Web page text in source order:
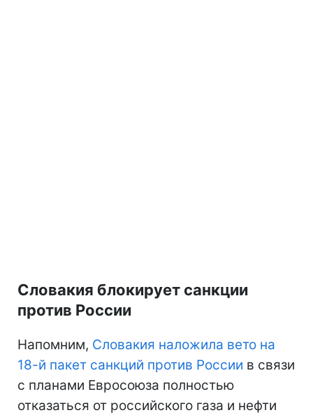
Словакия блокирует санкции
против России
Напомним, Словакия наложила вето на
18-й пакет санкций против России в связи
с планами Евросоюза полностью
отказаться от российского газа и нефти